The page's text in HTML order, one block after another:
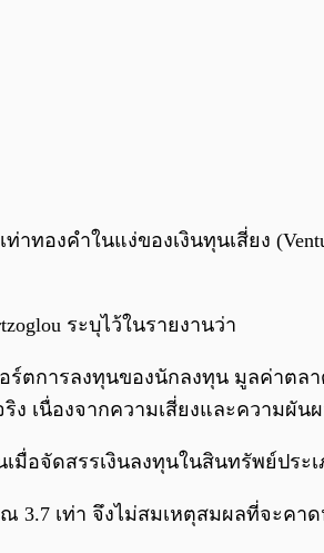
าทองคำในแง่ของเงินทุนเสี่ยง
ระบุไว้ในรายงานว่า
ร์ตการลงทุนของนักลงทุน มูลค่าต
เนื่องจากความเสี่ยงและความผัน
อจัดสรรเงินลงทุนในสินทรัพย์ประเ
3.7 เท่า จึงไม่สมเหตุสมผลที่จะค